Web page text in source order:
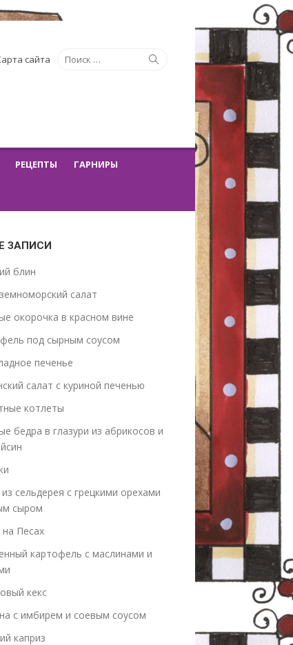
Искать:
сайта
РЕЦЕПТЫ ГАРНИРЫ
ЗАПИСИ
блин
салат
окорочка в красном вине
под сырным соусом
печенье
салат с куриной печенью
котлеты
бедра в глазури из абрикосов и
сельдерея с грецкими орехами
сыром
Песах
картофель с маслинами и
кекс
с имбирем и соевым соусом
каприз